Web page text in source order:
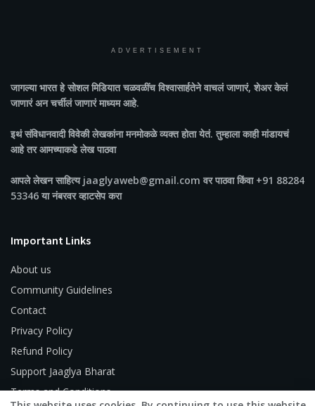
ADVERTISEMENT
जागल्या भारतहे सोशल मिडियात चळवळींच विश्वासार्हतेने वाचलं जाणारं, शेअर केलं
जाणारं अन चर्चीलं जाणारं माध्यम आहे.
इथं संविधानवादी विवेकी लेखकांना मनमोकळे व्यक्त होता येतं. तुम्हाला काही मांडायचं
आहे तर आमच्याकडे लेख पाठवा
आपले लेखन साहित्य jaaglyaweb@gmail.com वर पाठवा किंवा +91 88284
53346 या नंबरवर व्हाटसेप करा
Important Links
About us
Community Guidelines
Contact
Privacy Policy
Refund Policy
Support Jaaglya Bharat
Terms and Conditions